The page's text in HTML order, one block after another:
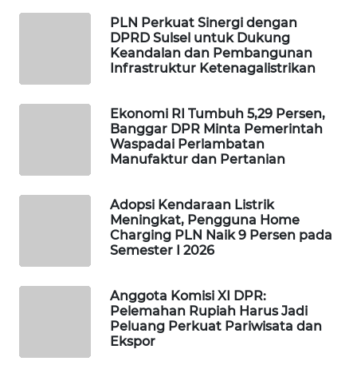
PLN Perkuat Sinergi dengan
DPRD Sulsel untuk Dukung
Keandalan dan Pembangunan
Infrastruktur Ketenagalistrikan
Ekonomi RI Tumbuh 5,29 Persen,
Banggar DPR Minta Pemerintah
Waspadai Perlambatan
Manufaktur dan Pertanian
Adopsi Kendaraan Listrik
Meningkat, Pengguna Home
Charging PLN Naik 9 Persen pada
Semester I 2026
Anggota Komisi XI DPR:
Pelemahan Rupiah Harus Jadi
Peluang Perkuat Pariwisata dan
Ekspor
MAWAKA
ID
MKLI